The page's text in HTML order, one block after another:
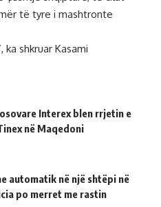
të tyre i mashtronte
ka shkruar Kasami
Interex blen rrjetin e
në Maqedoni
automatik në një shtëpi në
po merret me rastin